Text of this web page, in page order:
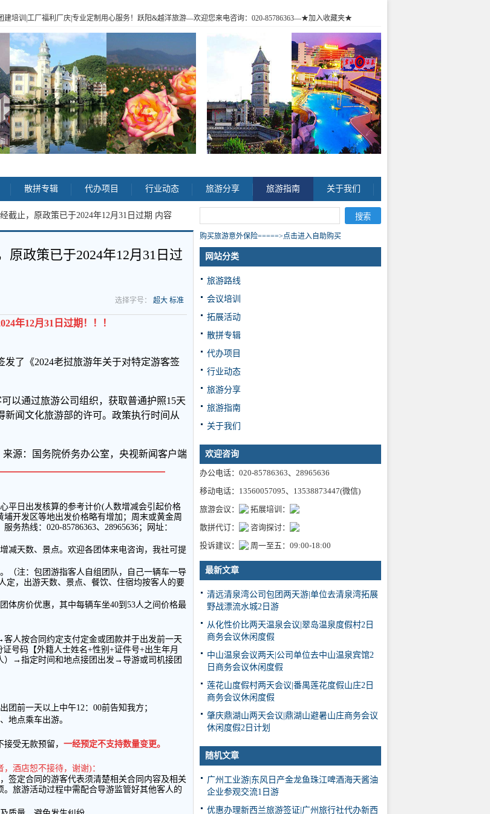
建培训|工厂福利厂庆|专业定制用心服务！跃阳&越洋旅游—欢迎您来电咨询：020-85786363—★加入收藏夹★
散拼专辑 代办项目 行业动态 旅游分享 旅游指南 关于我们
截止，原政策已于2024年12月31日过期 内容
政策已于2024年12月31日过
选择字号： 超大 标准
年12月31日过期！！！
了《2024老挝旅游年关于对特定游客签
通过旅游公司组织，获取普通护照15天
闻文化旅游部的许可。政策执行时间从
来源：国务院侨务办公室，央视新闻客户端
平日出发核算的参考计价(人数增减会引起价格
开发区等地出发价格略有增加；周末或黄金周
务热线： 020-85786363、 28965636；网址：
减天数、景点。欢迎各团体来电咨询，我社可提
（注：包团游指客人自组团队，自己一辆车一导
定，出游天数、景点、餐饮、住宿均按客人的要
体房价优惠，其中每辆车坐40到 53人之间价格最
人按合同约定支付定金或团款并于出发前一天
证号码【外籍人士姓名+性别 +证件号+出生年月
）→指定时间和地点接团出发→导游或司机接团
团前一天以上中午12 ： 00前告知我方；
地点乘车出游。
受无款预留， 一经预定不支持数量变更。
，酒店恕不接待，谢谢) ：
签定合同的游客代表须清楚相关合同内容及相关
旅游活动过程中需配合导游监管好其他客人的
购买旅游意外保险=====>点击进入自助购买
网站分类
旅游路线
会议培训
拓展活动
散拼专辑
代办项目
行业动态
旅游分享
旅游指南
关于我们
欢迎咨询
办公电话：020-85786363、28965636
移动电话：13560057095、13538873447(微信)
旅游会议：
拓展培训：
散拼代订：
咨询探讨：
投诉建议：
周一至五：09:00-18:00
最新文章
清远清泉湾公司包团两天游|单位去清泉湾拓展
野战漂流水城2日游
从化性价比两天温泉会议|翠岛温泉度假村2日
商务会议休闲度假
中山温泉会议两天|公司单位去中山温泉宾馆2
日商务会议休闲度假
莲花山度假村两天会议|番禺莲花度假山庄2日
商务会议休闲度假
肇庆鼎湖山两天会议|鼎湖山避暑山庄商务会议
休闲度假2日计划
随机文章
广州工业游|东风日产金龙鱼珠江啤酒海天酱油
企业参观交流1日游
优惠办理新西兰旅游签证|广州旅行社代办新西